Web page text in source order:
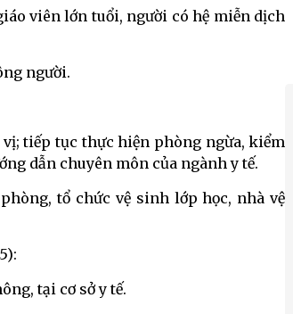
viên lớn tuổi, người có hệ miễn dịch
người.
tiếp tục thực hiện phòng ngừa, kiểm
dẫn chuyên môn của ngành y tế.
tổ chức vệ sinh lớp học, nhà vệ
tại cơ sở y tế.